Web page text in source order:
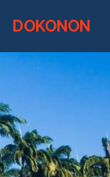
DOKONON